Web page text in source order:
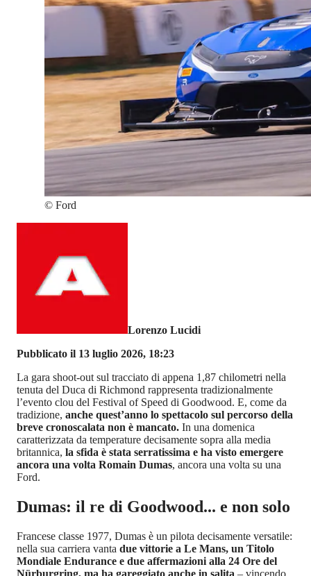
© Ford
Lorenzo Lucidi
Pubblicato il 13 luglio 2026, 18:23
La gara shoot-out sul tracciato di appena 1,87 chilometri nella
tenuta del Duca di Richmond rappresenta tradizionalmente
l’evento clou del Festival of Speed di Goodwood. E, come da
tradizione, anche quest’anno lo spettacolo sul percorso della
breve cronoscalata non è mancato. In una domenica
caratterizzata da temperature decisamente sopra alla media
britannica, la sfida è stata serratissima e ha visto emergere
ancora una volta Romain Dumas, ancora una volta su una
Ford.
Dumas: il re di Goodwood... e non solo
Francese classe 1977, Dumas è un pilota decisamente versatile:
nella sua carriera vanta due vittorie a Le Mans, un Titolo
Mondiale Endurance e due affermazioni alla 24 Ore del
Nürburgring, ma ha gareggiato anche in salita – vincendo